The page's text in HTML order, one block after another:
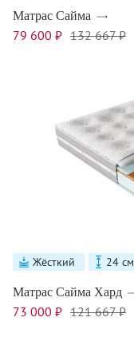
Матрас Сайма
79 600 ₽ 132 667 ₽
Жёсткий 24 см
Матрас Сайма Хард
73 000 ₽ 121 667 ₽